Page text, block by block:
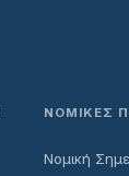
ΝΟΜΙΚΈΣ
Νομική